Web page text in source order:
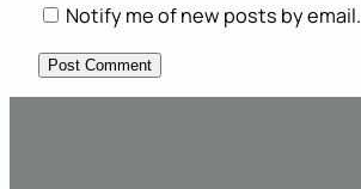
Notify me of new posts by email.